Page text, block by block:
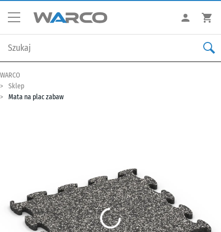
WARCO
Sklep
Mata na plac zabaw